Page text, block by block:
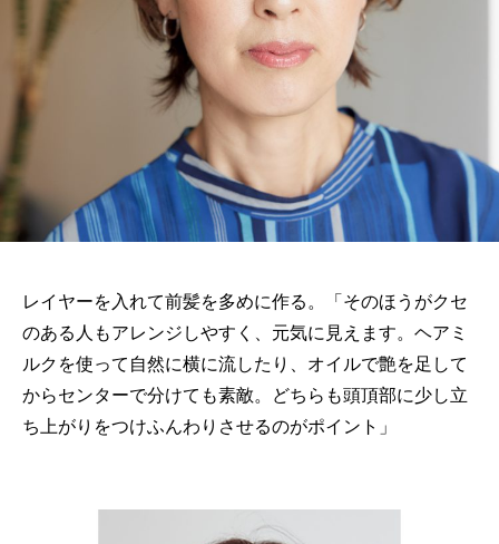
レイヤーを入れて前髪を多めに作る。「そのほうがクセ
のある人もアレンジしやすく、元気に見えます。ヘアミ
ルクを使って自然に横に流したり、オイルで艶を足して
からセンターで分けても素敵。どちらも頭頂部に少し立
ち上がりをつけふんわりさせるのがポイント」